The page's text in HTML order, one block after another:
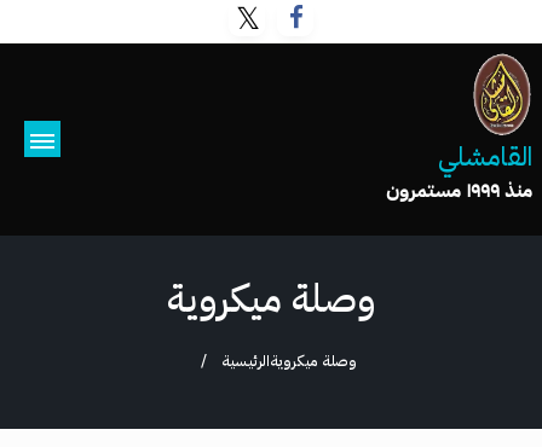
القامشلي
منذ ١٩٩٩ مستمرون
وصلة ميكروية
الرئيسيةوصلة ميكروية